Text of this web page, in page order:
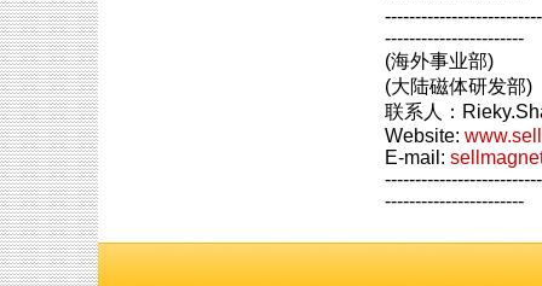
-----------------------
(海外事业部)
(大陆磁体研发部)
联系人：
Website:
E-mail:
-----------------------